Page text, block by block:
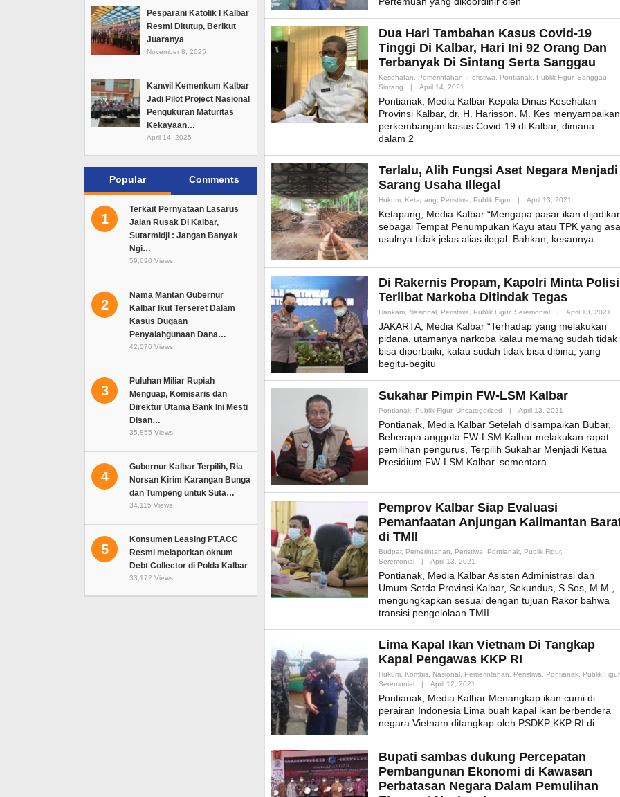
Pesparani Katolik I Kalbar
Resmi Ditutup, Berikut
Juaranya
November 8, 2025
Kanwil Kemenkum Kalbar
Jadi Pilot Project Nasional
Pengukuran Maturitas
Kekayaan…
April 14, 2025
Popular Comments
1
Terkait Pernyataan Lasarus
Jalan Rusak Di Kalbar,
Sutarmidji : Jangan Banyak
Ngi…
59,690 Views
2
Nama Mantan Gubernur
Kalbar Ikut Terseret Dalam
Kasus Dugaan
Penyalahgunaan Dana…
42,076 Views
3
Puluhan Miliar Rupiah
Menguap, Komisaris dan
Direktur Utama Bank Ini Mesti
Disan…
35,855 Views
4
Gubernur Kalbar Terpilih, Ria
Norsan Kirim Karangan Bunga
dan Tumpeng untuk Suta…
34,115 Views
5
Konsumen Leasing PT.ACC
Resmi melaporkan oknum
Debt Collector di Polda Kalbar
33,172 Views
Dua Hari Tambahan Kasus Covid-19
Tinggi Di Kalbar, Hari Ini 92 Orang Dan
Terbanyak Di Sintang Serta Sanggau
Kesehatan, Pemerintahan, Peristiwa, Pontianak, Publik Figur, Sanggau,
Sintang
| April 14, 2021
Pontianak, Media Kalbar Kepala Dinas Kesehatan
Provinsi Kalbar, dr. H. Harisson, M. Kes menyampaikan
perkembangan kasus Covid-19 di Kalbar, dimana
dalam 2
Terlalu, Alih Fungsi Aset Negara Menjadi
Sarang Usaha Illegal
Hukum, Ketapang, Peristiwa, Publik Figur | April 13, 2021
Ketapang, Media Kalbar “Mengapa pasar ikan
sebagai Tempat Penumpukan Kayu atau TPK yang
usulnya tidak jelas alias ilegal. Bahkan, kesannya
Di Rakernis Propam, Kapolri Minta Polisi
Terlibat Narkoba Ditindak Tegas
Hankam, Nasional, Peristiwa, Publik Figur, Seremonial | April 13, 2021
JAKARTA, Media Kalbar “Terhadap yang melakukan
pidana, utamanya narkoba kalau memang sudah tidak
bisa diperbaiki, kalau sudah tidak bisa dibina, yang
begitu-begitu
Sukahar Pimpin FW-LSM Kalbar
Pontianak, Publik Figur, Uncategorized | April 13, 2021
Pontianak, Media Kalbar Setelah disampaikan Bubar,
Beberapa anggota FW-LSM Kalbar melakukan rapat
pemilihan pengurus, Terpilih Sukahar Menjadi Ketua
Presidium FW-LSM Kalbar. sementara
Pemprov Kalbar Siap Evaluasi
Pemanfaatan Anjungan Kalimantan
di TMII
Budpar, Pemerintahan, Peristiwa, Pontianak, Publik Figur,
Seremonial
| April 13, 2021
Pontianak, Media Kalbar Asisten Administrasi dan
Umum Setda Provinsi Kalbar, Sekundus, S.Sos, M.M.,
mengungkapkan sesuai dengan tujuan Rakor bahwa
transisi pengelolaan TMII
Lima Kapal Ikan Vietnam Di Tangkap
Kapal Pengawas KKP RI
Hukum, Kombis, Nasional, Pemerintahan, Peristiwa, Pontianak, Publik Figur
Seremonial
| April 12, 2021
Pontianak, Media Kalbar Menangkap ikan cumi di
perairan Indonesia Lima buah kapal ikan berbendera
negara Vietnam ditangkap oleh PSDKP KKP RI di
Bupati sambas dukung Percepatan
Pembangunan Ekonomi di Kawasan
Perbatasan Negara Dalam Pemulihan